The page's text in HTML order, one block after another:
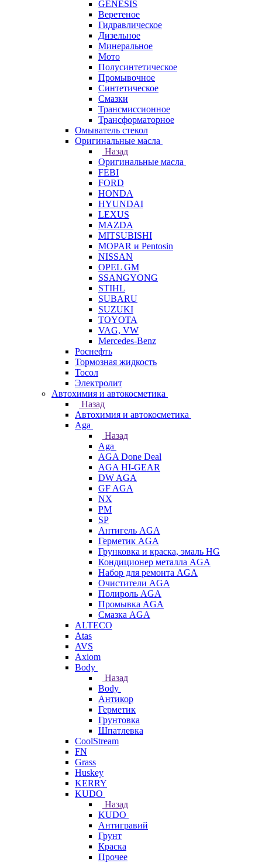
GENESIS
Веретеное
Гидравлическое
Дизельное
Минеральное
Мото
Полусинтетическое
Промывочное
Синтетическое
Смазки
Трансмиссионное
Трансформаторное
Омыватель стекол
Оригинальные масла
Назад
Оригинальные масла
FEBI
FORD
HONDA
HYUNDAI
LEXUS
MAZDA
MITSUBISHI
MOPAR и Pentosin
NISSAN
OPEL GM
SSANGYONG
STIHL
SUBARU
SUZUKI
TOYOTA
VAG, VW
Мercedes-Benz
Роснефть
Тормозная жидкость
Тосол
Электролит
Автохимия и автокосметика
Назад
Автохимия и автокосметика
Aga
Назад
Aga
AGA Done Deal
AGA HI-GEAR
DW AGA
GF AGA
NX
PM
SP
Антигель AGA
Герметик AGA
Грунковка и краска, эмаль HG
Кондиционер металла AGA
Набор для ремонта AGA
Очистители AGA
Полироль AGA
Промывка AGA
Смазка AGA
ALTECO
Atas
AVS
Axiom
Body
Назад
Body
Антикор
Герметик
Грунтовка
Шпатлевка
CoolStream
FN
Grass
Huskey
KERRY
KUDO
Назад
KUDO
Антигравий
Грунт
Краска
Прочее